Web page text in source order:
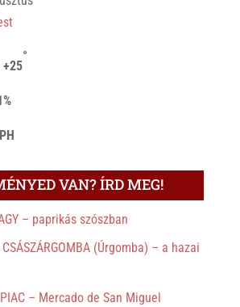
+25
°
VAN? ÍRD MEG!
– paprikás szószban
CSÁSZÁRGOMBA (Úrgomba) – a hazai
– Mercado de San Miguel